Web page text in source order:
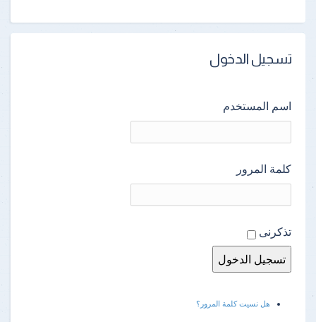
تسجيل الدخول
اسم المستخدم
كلمة المرور
تذكرنى
هل نسيت كلمة المرور؟